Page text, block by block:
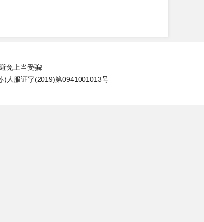
免上当受骗!
人服证字(2019)第0941001013号